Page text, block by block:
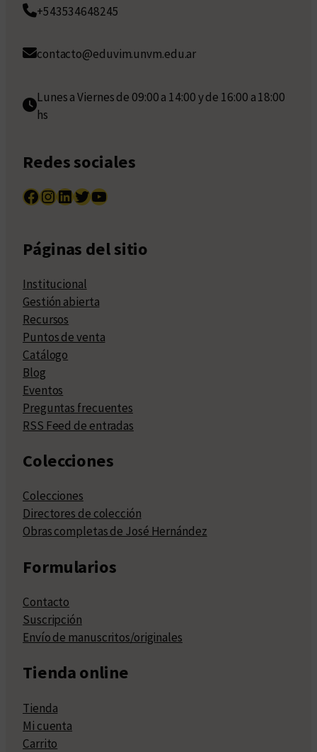
+543534648245
contacto@eduvim.unvm.edu.ar
Lunes a Viernes de 09:00 a 14:00 y de 16:00 a 18:00
hs
Redes sociales
Facebook InstagramLinkedIn Twitter YouTube
Páginas del sitio
Institucional
Gestión abierta
Recursos
Puntos de venta
Catálogo
Blog
Eventos
Preguntas frecuentes
RSS Feed de entradas
Colecciones
Colecciones
Directores de colección
Obras completas de José Hernández
Formularios
Contacto
Suscripción
Envío de manuscritos/originales
Tienda online
Tienda
Mi cuenta
Carrito